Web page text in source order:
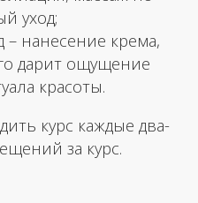
скрабом;
арома-
крема